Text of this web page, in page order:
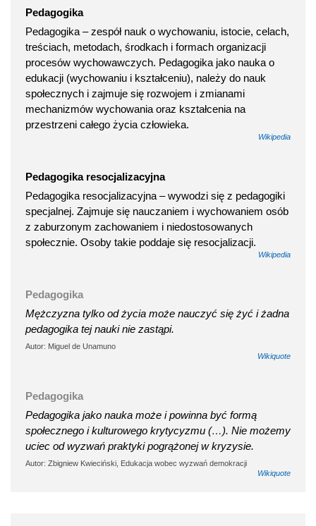
Pedagogika
Pedagogika – zespół nauk o wychowaniu, istocie, celach,
treściach, metodach, środkach i formach organizacji
procesów wychowawczych. Pedagogika jako nauka o
edukacji (wychowaniu i kształceniu), należy do nauk
społecznych i zajmuje się rozwojem i zmianami
mechanizmów wychowania oraz kształcenia na
przestrzeni całego życia człowieka.
Wikipedia
Pedagogika resocjalizacyjna
Pedagogika resocjalizacyjna – wywodzi się z pedagogiki
specjalnej. Zajmuje się nauczaniem i wychowaniem osób
z zaburzonym zachowaniem i niedostosowanych
społecznie. Osoby takie poddaje się resocjalizacji.
Wikipedia
Pedagogika
Mężczyzna tylko od życia może nauczyć się żyć i żadna
pedagogika tej nauki nie zastąpi.
Autor: Miguel de Unamuno
Wikiquote
Pedagogika
Pedagogika jako nauka może i powinna być formą
społecznego i kulturowego krytycyzmu (…). Nie możemy
uciec od wyzwań praktyki pogrążonej w kryzysie.
Autor: Zbigniew Kwieciński, Edukacja wobec wyzwań demokracji
Wikiquote